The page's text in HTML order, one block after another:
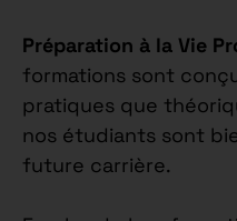
Préparation à la Vie
formations sont
pratiques que
nos étudiants sont
future carrière.